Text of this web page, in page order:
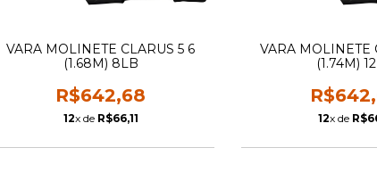
VARA MOLINETE CLARUS 5 6
(1.68M) 8LB
R$642,68
12x de R$66,11
VARA MOLINETE
(1.74M)
12x de